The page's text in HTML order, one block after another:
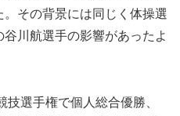
その背景には同じく体操選
川航選手の影響があったよ
選手権で個人総合優勝、